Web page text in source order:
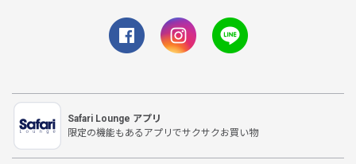
Safari Lounge アプリ
限定の機能もあるアプリでサクサクお買い物